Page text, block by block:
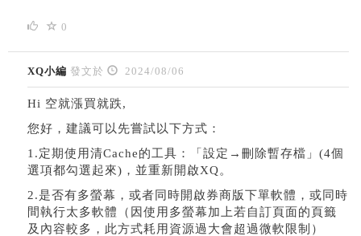
0
XQ小編 發文於 2024/08/06
Hi 空就漲買就跌,
您好，建議可以先嘗試以下方式：
1.定期使用清Cache的工具：「設定→刪除暫存檔」(4個
選項都勾選起來)，並重新開啟XQ。
2.是否有多螢幕，或者同時開啟券商版下單軟體，或同時
間執行太多軟體（因使用多螢幕加上若自訂頁面的頁籤
及內容較多，此方式耗用資源過大會超過微軟限制）